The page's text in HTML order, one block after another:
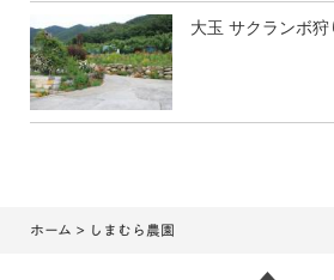
大玉 サクランボ狩
ホーム > しまむら農園